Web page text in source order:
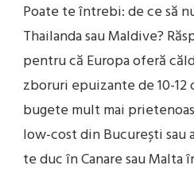
Poate te întrebi: de ce să
Thailanda sau Maldive?
pentru că Europa oferă
zboruri epuizante de 10-12
bugete mult mai
low-cost din București sau
te duc în Canare sau Malta